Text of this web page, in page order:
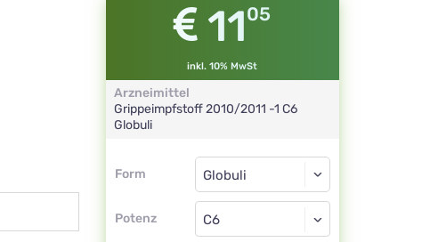
1105
inkl. 10% MwSt
Arzneimittel
Grippeimpfstoff 2010/2011 -1 C6
Globuli
Form
Form
Potenz
Globuli
C6